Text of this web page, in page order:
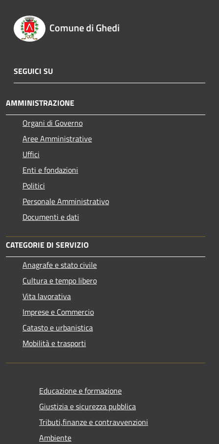
Comune di Ghedi
SEGUICI SU
AMMINISTRAZIONE
Organi di Governo
Aree Amministrative
Uffici
Enti e fondazioni
Politici
Personale Amministrativo
Documenti e dati
CATEGORIE DI SERVIZIO
Anagrafe e stato civile
Cultura e tempo libero
Vita lavorativa
Imprese e Commercio
Catasto e urbanistica
Mobilità e trasporti
Educazione e formazione
Giustizia e sicurezza pubblica
Tributi,finanze e contravvenzioni
Ambiente